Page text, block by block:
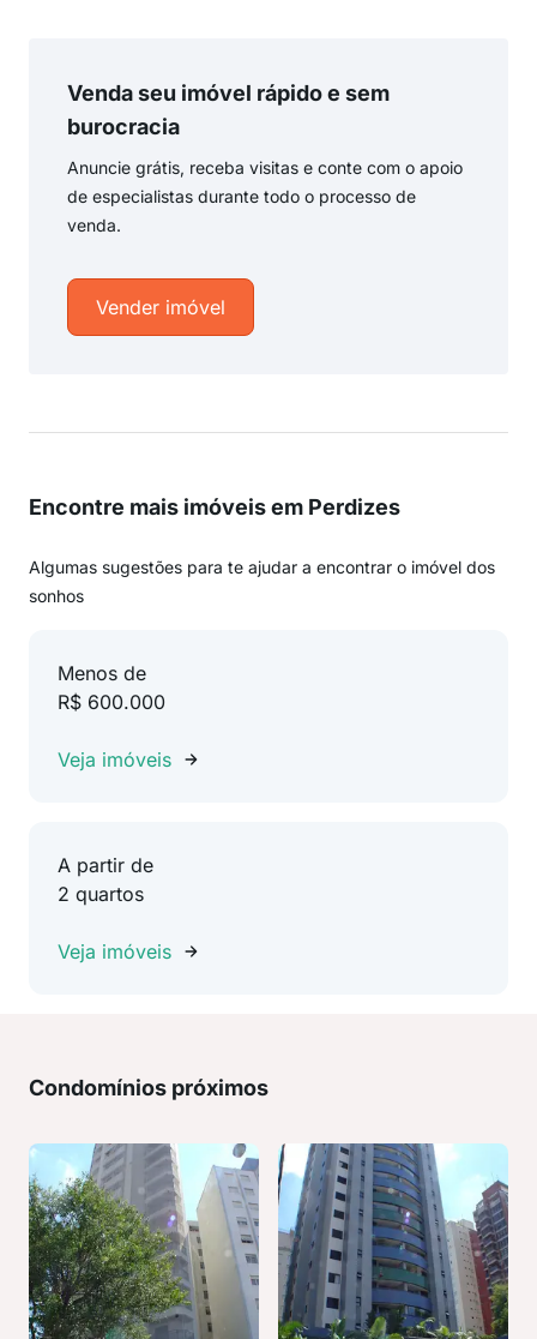
Venda seu imóvel rápido e sem
burocracia
Anuncie grátis, receba visitas e conte com o apoio
de especialistas durante todo o processo de
venda.
Vender imóvel
Encontre mais imóveis em Perdizes
Algumas sugestões para te ajudar a encontrar o imóvel dos
sonhos
Menos de
R$ 600.000
Veja imóveis
A partir de
2 quartos
Veja imóveis
Condomínios próximos